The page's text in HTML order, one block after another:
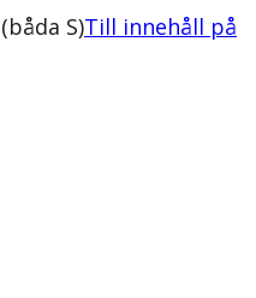
S)Till innehåll på